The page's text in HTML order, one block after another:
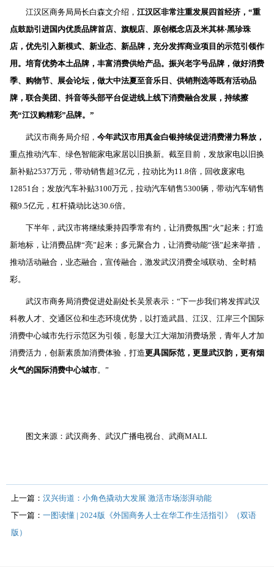
江汉区商务局局长白森文介绍， 江汉区非常注重发展四首经济，“重
点鼓励引进国内优质品牌首店、旗舰店、原创概念店及米其林·黑珍珠
店，优先引入新模式、新业态、新品牌，充分发挥商业项目的示范引领作
用。培育优势本土品牌，丰富消费供给产品。振兴老字号品牌，做好消费
季、购物节、展会论坛，做大中法夏至音乐日、供销荆选等既有活动品
牌，联合美团、抖音等头部平台促进线上线下消费融合发展，持续擦
亮“江汉购精彩”品牌。”
武汉市商务局介绍， 今年武汉市用真金白银持续促进消费潜力释放，
重点推动汽车、绿色智能家电家居以旧换新。截至目前，发放家电以旧换
新补贴2537万元，带动销售超3亿元，拉动比为11.8倍，回收废家电
12851 台；发放汽车补贴3100万元，拉动汽车销售5300辆，带动汽车销售
额9.5亿元，杠杆撬动比达30.6倍。
下半年，武汉市将继续秉持四季常有约，让消费氛围“火”起来；打造
新地标，让消费品牌“亮”起来；多元聚合力，让消费动能“强”起来举措，
推动活动融合，业态融合，宣传融合，激发武汉消费全域联动、全时精
彩。
武汉市商务局消费促进处副处长吴景表示：“下一步我们将发挥武汉
科教人才、交通区位和生态环境优势，以打造武昌、江汉、江岸三个国际
消费中心城市先行示范区为引领，彰显大江大湖加消费场景，青年人才加
消费活力，创新素质加消费体验，打造更具国际范，更显武汉韵，更有烟
火气的国际消费中心城市。”
图文来源：武汉商务、武汉广播电视台、武商MALL
上一篇： 汉兴街道：小角色撬动大发展 激活市场澎湃动能
下一篇： 一图读懂 | 2024版《外国商务人士在华工作生活指引》（双语
版）